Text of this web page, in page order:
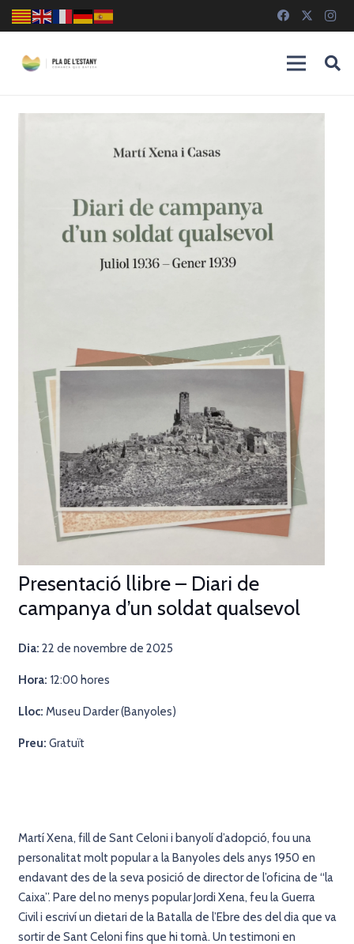
Presentació llibre – Diari de
campanya d’un soldat qualsevol
Dia: 22 de novembre de 2025
Hora: 12:00 hores
Lloc: Museu Darder (Banyoles)
Preu: Gratuït
Martí Xena, fill de Sant Celoni i banyolí d’adopció, fou una
personalitat molt popular a la Banyoles dels anys 1950 en
endavant des de la seva posició de director de l’oficina de “la
Caixa”. Pare del no menys popular Jordi Xena, feu la Guerra
Civil i escriví un dietari de la Batalla de l’Ebre des del dia que va
sortir de Sant Celoni fins que hi tornà. Un testimoni en